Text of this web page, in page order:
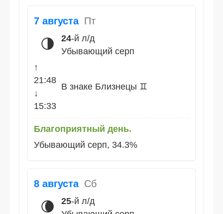
7 августа Пт
🌗 24-й л/д
Убывающий серп
↑
21:48
↓
15:33
В знаке Близнецы ♊
Благоприятный день.
Убывающий серп, 34.3%
8 августа Сб
🌘 25-й л/д